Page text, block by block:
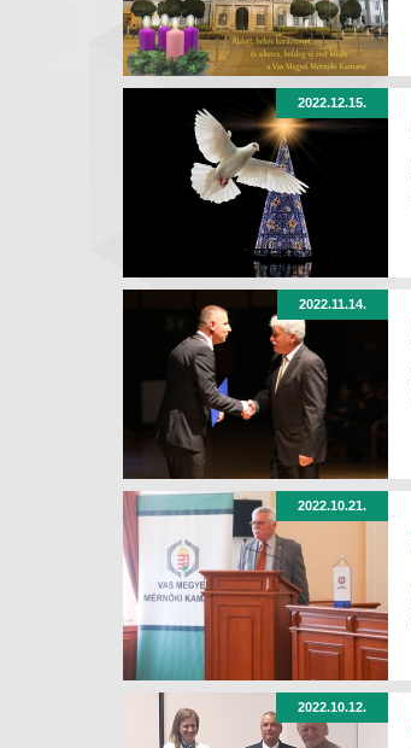
2022.12.15.
2022.11.14.
2022.10.21.
2022.10.12.